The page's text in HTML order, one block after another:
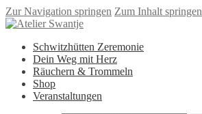
Zur Navigation springen Zum Inhalt springen
Schwitzhütten Zeremonie
Dein Weg mit Herz
Räuchern & Trommeln
Shop
Veranstaltungen